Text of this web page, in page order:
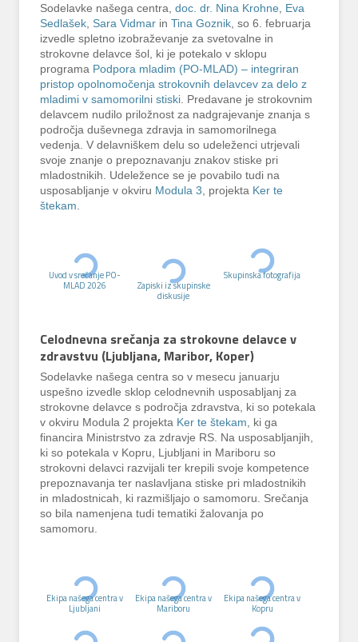
Sodelavke našega centra, doc. dr. Nina Krohne, Eva
Sedlašek, Sara Vidmar inTina Goznik, so 6. februarja
izvedle spletno izobraževanje za svetovalne in
strokovne delavce šol, ki je potekalo v sklopu
programa Podpora mladim (PO-MLAD) – integriran
pristop opolnomočenja strokovnih delavcev za delo z
mladimi v samomorilni stiski. Predavane je strokovnim
delavcem nudilo priložnost za nadgrajevanje znanja s
področja duševnega zdravja in samomorilnega
vedenja. V delavniškem delu so udeleženci utrjevali
svoje znanje o prepoznavanju znakov stiske pri
mladostnikih. Udeležence se je povabilo tudi na
usposabljanje v okviru Modula 3, projekta Ker te
štekam.
Uvod v srečanje PO-
MLAD 2026
Zapiski iz skupinske
diskusije
Skupinska fotografija
Celodnevna srečanja za strokovne delavce v
zdravstvu (Ljubljana, Maribor, Koper)
Sodelavke našega centra so v mesecu januarju
uspešno izvedle sklop celodnevnih usposabljanj za
strokovne delavce s področja zdravstva, ki so potekala
v okviru Modula 2 projekta Ker te štekam, ki ga
financira Ministrstvo za zdravje RS. Na usposabljanjih,
ki so potekala v Kopru, Ljubljani in Mariboru so
strokovni delavci razvijali ter krepili svoje kompetence
prepoznavanja ter naslavljana stiske pri mladostnikih
in mladostnicah, ki razmišljajo o samomoru. Srečanja
so bila namenjena tudi tematiki žalovanja po
samomoru.
Ekipa našega centra v
Ljubljani
Ekipa našega centra v
Mariboru
Ekipa našega centra v
Kopru